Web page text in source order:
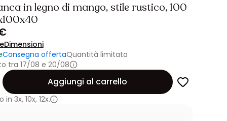
in legno di mango, stile rustico, 100
Dimensioni
Consegna offertaQuantità limitata
tra 17/08 e 20/08
Aggiungi al carrello
in 3x, 10x, 12x.